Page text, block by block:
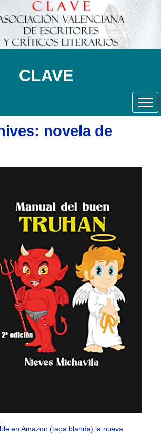
CLAVE
novela de
en Amazon (tapa blanda) la nueva